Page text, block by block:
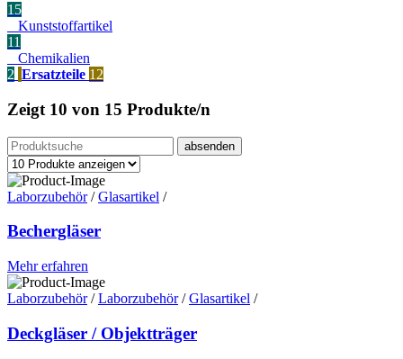
15
Kunststoffartikel
11
Chemikalien
2 Ersatzteile 12
Zeigt 10 von 15 Produkte/n
Laborzubehör/Glasartikel /
Bechergläser
Mehr erfahren
Laborzubehör/Laborzubehör/Glasartikel /
Deckgläser / Objektträger